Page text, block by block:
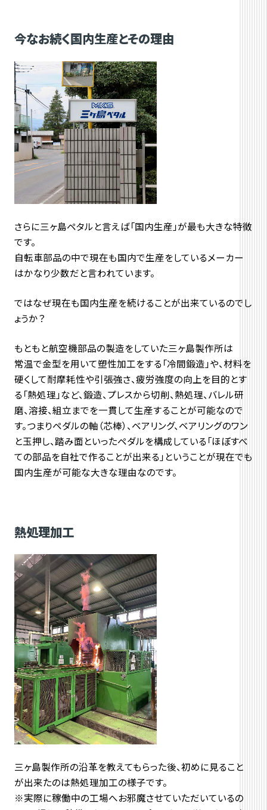
今なお続く国内生産とその理由
さらに三ヶ島ペタルと言えば「国内生産」が最も大きな特徴
です。
自転車部品の中で現在も国内で生産をしているメーカー
はかなり少数だと言われています。
ではなぜ現在も国内生産を続けることが出来ているのでし
ょうか？
もともと航空機部品の製造をしていた三ヶ島製作所は
常温で金型を用いて塑性加工をする「冷間鍛造」や、材料を
硬くして耐摩耗性や引張強さ、疲労強度の向上を目的とす
る「熱処理」など、鍛造、プレスから切削、熱処理、バレル研
磨、溶接、組立までを一貫して生産することが可能なので
す。つまりペダルの軸（芯棒）、ベアリング、ベアリングのワン
と玉押し、踏み面といったペダルを構成している「ほぼすべ
ての部品を自社で作ることが出来る」ということが現在でも
国内生産が可能な大きな理由なのです。
熱処理加工
三ヶ島製作所の沿革を教えてもらった後、初めに見ること
が出来たのは熱処理加工の様子です。
※実際に稼働中の工場へお邪魔させていただいているの